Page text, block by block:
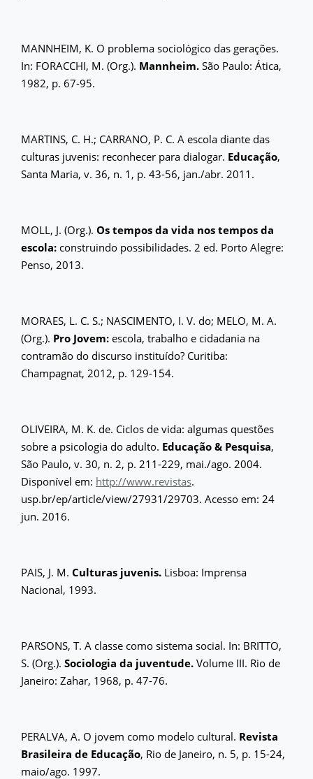
MANNHEIM, K. O problema sociológico das gerações.
In: FORACCHI, M. (Org.). Mannheim. São Paulo: Ática,
1982, p. 67-95.
MARTINS, C. H.; CARRANO, P. C. A escola diante das
culturas juvenis: reconhecer para dialogar. Educação,
Santa Maria, v. 36, n. 1, p. 43-56, jan./abr. 2011.
MOLL, J. (Org.). Os tempos da vida nos tempos da
escola: construindo possibilidades. 2 ed. Porto Alegre:
Penso, 2013.
MORAES, L. C. S.; NASCIMENTO, I. V. do; MELO, M. A.
(Org.). Pro Jovem: escola, trabalho e cidadania na
contramão do discurso instituído? Curitiba:
Champagnat, 2012, p. 129-154.
OLIVEIRA, M. K. de. Ciclos de vida: algumas questões
sobre a psicologia do adulto. Educação & Pesquisa,
São Paulo, v. 30, n. 2, p. 211-229, mai./ago. 2004.
Disponível em: http://www.revistas.
usp.br/ep/article/view/27931/29703. Acesso em: 24
jun. 2016.
PAIS, J. M. Culturas juvenis. Lisboa: Imprensa
Nacional, 1993.
PARSONS, T. A classe como sistema social. In: BRITTO,
S. (Org.). Sociologia da juventude. Volume III. Rio de
Janeiro: Zahar, 1968, p. 47-76.
PERALVA, A. O jovem como modelo cultural. Revista
Brasileira de Educação, Rio de Janeiro, n. 5, p. 15-24,
maio/ago. 1997.